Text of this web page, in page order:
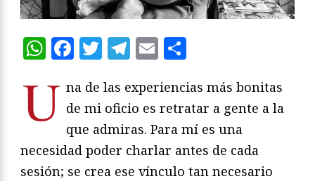
WhatsApp
Facebook
Twitter
Telegram
Email
U na de las experiencias más bonitas
de mi oficio es retratar a gente a la
que admiras. Para mí es una
necesidad poder charlar antes de cada
sesión; se crea ese vínculo tan necesario